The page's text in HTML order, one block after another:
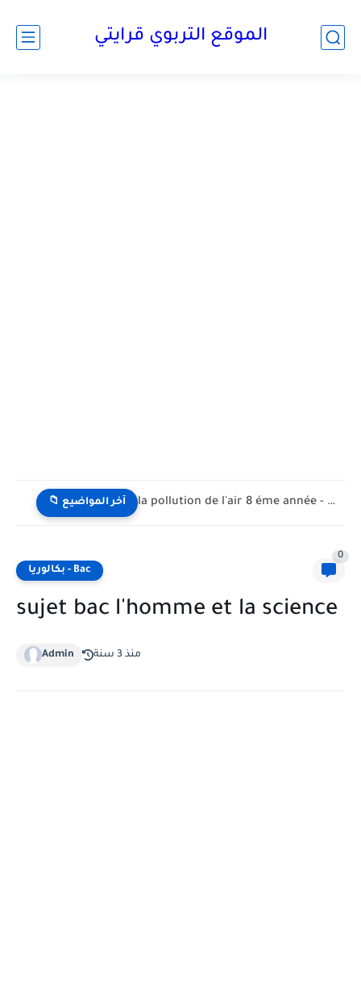
الموقع التربوي قرايتي
📁 آخر المواضيع la pollution de l'air 8 éme année - تلوث الهواء...
بكالوريا - Bac
0
sujet bac l'homme et la science
Admin منذ 3 سنة